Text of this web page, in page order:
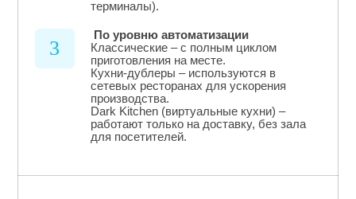
терминалы).
3
По уровню автоматизации
Классические – с полным циклом
приготовления на месте.
Кухни-дублеры – используются в
сетевых ресторанах для ускорения
производства.
Dark Kitchen (виртуальные кухни) –
работают только на доставку, без зала
для посетителей.